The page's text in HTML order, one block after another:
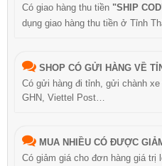
Có giao hàng thu tiền "SHIP
dụng giao hàng thu tiền ở Tỉnh
SHOP CÓ GỬI HÀNG VỀ
Có gửi hàng đi tỉnh, gửi chành
GHN, Viettel Post…
MUA NHIỀU CÓ ĐƯỢC
Có giảm giá cho đơn hàng giá trị